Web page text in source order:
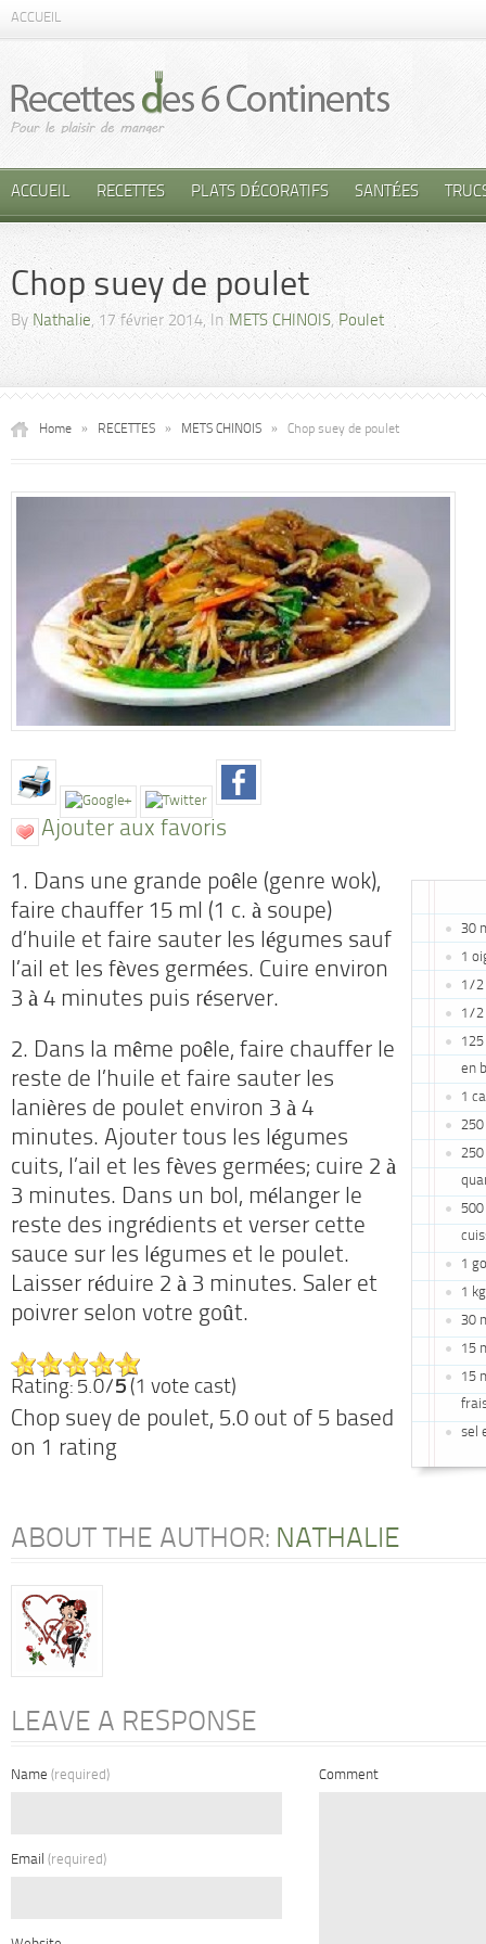
ACCUEIL
ACCUEIL RECETTES PLATS DÉCORATIFS SANTÉES
Chop suey de poulet
By Nathalie, 17 février 2014, InMETS CHINOIS,Poulet
Home » RECETTES » METS CHINOIS » Chop suey de poulet
Ajouter aux favoris
30
1
1/2
1/2
en
1
250
1
1
30
15
15
sel
1. Dans une grande poêle (genre wok),
faire chauffer 15 ml (1 c. à soupe)
d’huile et faire sauter les légumes sauf
l’ail et les fèves germées. Cuire environ
3 à 4 minutes puis réserver.
2. Dans la même poêle, faire chauffer le
reste de l’huile et faire sauter les
lanières de poulet environ 3 à 4
minutes. Ajouter tous les légumes
cuits, l’ail et les fèves germées; cuire 2 à
3 minutes. Dans un bol, mélanger le
reste des ingrédients et verser cette
sauce sur les légumes et le poulet.
Laisser réduire 2 à 3 minutes. Saler et
poivrer selon votre goût.
Rating: 5.0/5 (1 vote cast)
Chop suey de poulet, 5.0 out of 5 based
on 1 rating
ABOUT THE AUTHOR: NATHALIE
LEAVE A RESPONSE
Name (required)
Email (required)
Comment